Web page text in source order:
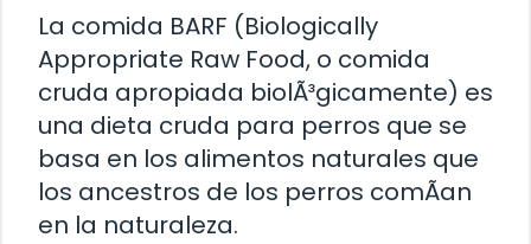
La comida BARF (Biologically
Appropriate Raw Food, o comida
cruda apropiada biolÃ³gicamente) es
una dieta cruda para perros que se
basa en los alimentos naturales que
los ancestros de los perros comÃ­an
en la naturaleza.